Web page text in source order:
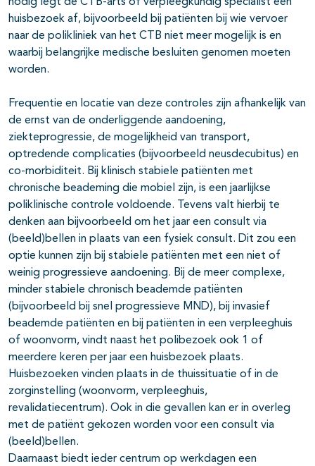
huisbezoek af, bijvoorbeeld bij patiënten bij wie vervoer
naar de polikliniek van het CTB niet meer mogelijk is en
waarbij belangrijke medische besluiten genomen moeten
worden.
Frequentie en locatie van deze controles zijn afhankelijk van
de ernst van de onderliggende aandoening,
ziekteprogressie, de mogelijkheid van transport,
optredende complicaties (bijvoorbeeld neusdecubitus) en
co-morbiditeit. Bij klinisch stabiele patiënten met
chronische beademing die mobiel zijn, is een jaarlijkse
poliklinische controle voldoende. Tevens valt hierbij te
denken aan bijvoorbeeld om het jaar een consult via
(beeld)bellen in plaats van een fysiek consult. Dit zou een
optie kunnen zijn bij stabiele patiënten met een niet of
weinig progressieve aandoening. Bij de meer complexe,
minder stabiele chronisch beademde patiënten
(bijvoorbeeld bij snel progressieve MND), bij invasief
beademde patiënten en bij patiënten in een verpleeghuis
of woonvorm, vindt naast het polibezoek ook 1 of
meerdere keren per jaar een huisbezoek plaats.
Huisbezoeken vinden plaats in de thuissituatie of in de
zorginstelling (woonvorm, verpleeghuis,
revalidatiecentrum). Ook in die gevallen kan er in overleg
met de patiënt gekozen worden voor een consult via
(beeld)bellen.
Daarnaast biedt ieder centrum op werkdagen een